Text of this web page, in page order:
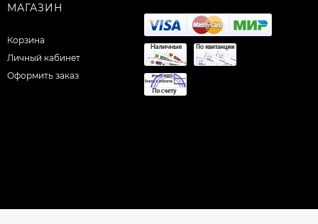
МАГАЗИН
Корзина
Личный кабинет
Оформить заказ